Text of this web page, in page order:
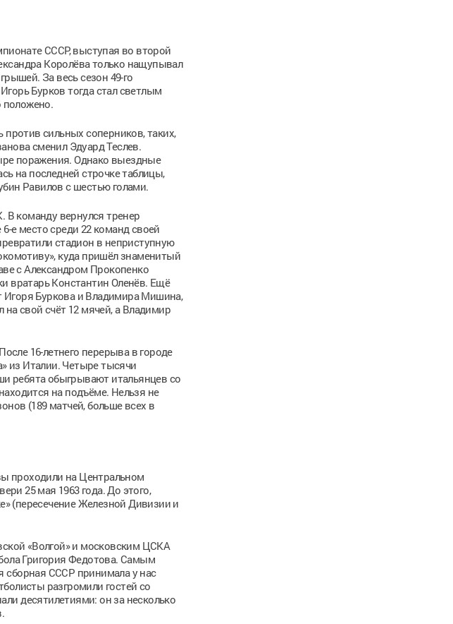
СССР, выступая во второй
Королёва только нащупывал
За весь сезон 49-го
Бурков тогда стал светлым
положено.
против сильных соперников, таких,
сменил Эдуард Теслев.
поражения. Однако выездные
на последней строчке таблицы,
Равилов с шестью голами.
команду вернулся тренер
е место среди 22 команд своей
стадион в неприступную
куда пришёл знаменитый
с Александром Прокопенко
вратарь Константин Оленёв. Ещё
Игоря Буркова и Владимира Мишина,
на свой счёт 12 мячей, а Владимир
16-летнего перерыва в городе
из Италии. Четыре тысячи
ребята обыгрывают итальянцев со
на подъёме. Нельзя не
(189 матчей, больше всех в
проходили на Центральном
25 мая 1963 года. До этого,
(пересечение Железной Дивизии и
«Волгой» и московским ЦСКА
Григория Федотова. Самым
сборная СССР принимала у нас
разгромили гостей со
десятилетиями: он за несколько